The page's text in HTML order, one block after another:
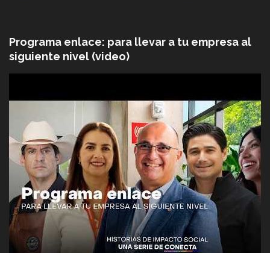
Programa enlace: para llevar a tu empresa al
siguiente nivel (video)